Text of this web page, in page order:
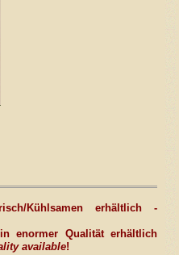
Kühlsamen erhältlich -
enormer Qualität erhältlich
available!